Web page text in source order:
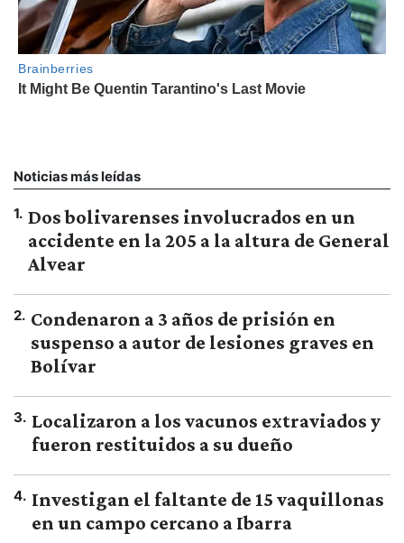
Noticias más leídas
1. Dos bolivarenses involucrados en un
accidente en la 205 a la altura de General
Alvear
2. Condenaron a 3 años de prisión en
suspenso a autor de lesiones graves en
Bolívar
3. Localizaron a los vacunos extraviados y
fueron restituidos a su dueño
4. Investigan el faltante de 15 vaquillonas
en un campo cercano a Ibarra